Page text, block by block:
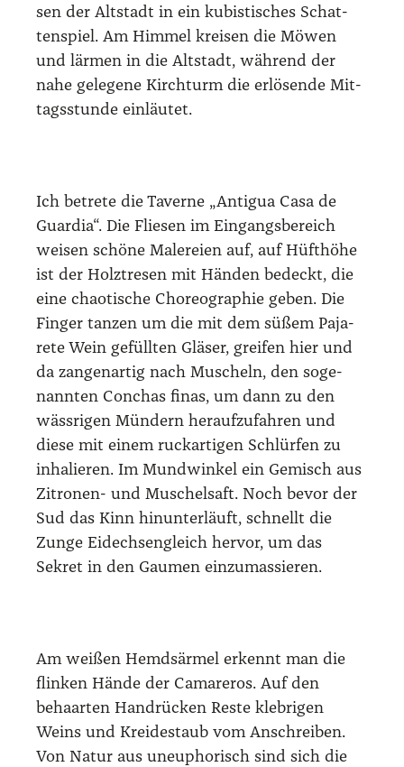
sen der Alt­stadt in ein kubis­ti­sches Schat­
ten­spiel. Am Him­mel krei­sen die Möwen
und lär­men in die Alt­stadt, wäh­rend der
nahe gele­ge­ne Kirch­turm die erlö­sen­de Mit­
tags­stun­de ein­läu­tet.
Ich betre­te die Taver­ne „Anti­gua Casa de
Guar­dia“. Die Flie­sen im Ein­gangs­be­reich
wei­sen schö­ne Male­rei­en auf, auf Hüft­hö­he
ist der Holz­tre­sen mit Hän­den bedeckt, die
eine chao­ti­sche Cho­reo­gra­phie geben. Die
Fin­ger tan­zen um die mit dem süßem Paja­
re­te Wein gefüll­ten Glä­ser, grei­fen hier und
da zan­gen­ar­tig nach Muscheln, den soge­
nann­ten Con­chas finas, um dann zu den
wäss­ri­gen Mün­dern her­auf­zu­fah­ren und
die­se mit einem ruck­ar­ti­gen Schlür­fen zu
inha­lie­ren. Im Mund­win­kel ein Gemisch aus
Zitro­nen- und Muschel­saft. Noch bevor der
Sud das Kinn hin­un­ter­läuft, schnellt die
Zun­ge Eidech­sen­gleich her­vor, um das
Sekret in den Gau­men ein­zu­mas­sie­ren.
Am wei­ßen Hemds­är­mel erkennt man die
flin­ken Hän­de der Cama­re­ros. Auf den
behaar­ten Hand­rü­cken Res­te kleb­ri­gen
Weins und Krei­de­staub vom Anschrei­ben.
Von Natur aus uneu­pho­risch sind sich die